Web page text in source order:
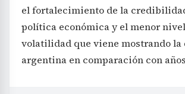
el fortalecimiento de la
política económica y el menor
volatilidad que viene mostrando la
argentina en comparación con